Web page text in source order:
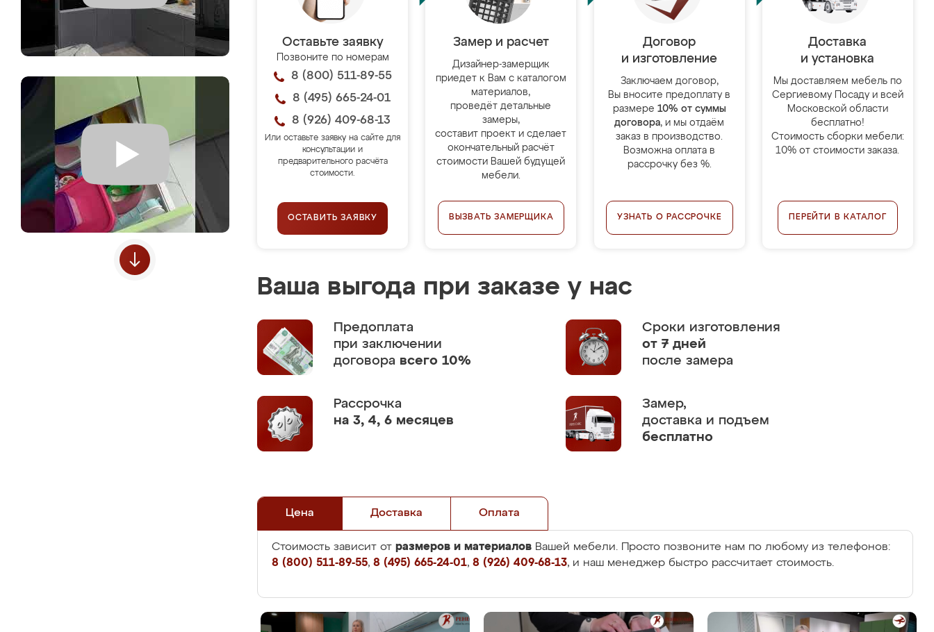
Оставьте заявку
Позвоните по номерам
8 (800) 511-89-55
8 (495) 665-24-01
8 (926) 409-68-13
Или оставьте заявку на сайте для
консультации и
предварительного расчёта
стоимости.
ОСТАВИТЬ ЗАЯВКУ
Замер и расчет
Дизайнер-замерщик
приедет к Вам с каталогом
материалов,
проведёт детальные
замеры,
составит проект и сделает
окончательный расчёт
стоимости Вашей будущей
мебели.
ВЫЗВАТЬ ЗАМЕРЩИКА
Договор
и изготовление
Заключаем договор,
Вы вносите предоплату в
размере 10% от суммы
договора, и мы отдаём
заказ в производство.
Возможна оплата в
рассрочку без %.
УЗНАТЬ О РАССРОЧКЕ
Доставка
и установка
Мы доставляем мебель по
Сергиевому Посаду и всей
Московской области
бесплатно!
Стоимость сборки мебели:
10% от стоимости заказа.
ПЕРЕЙТИ В КАТАЛОГ
Ваша выгода при заказе у нас
Предоплата
при заключении
договора всего 10%
Сроки изготовления
от 7 дней
после замера
Рассрочка
на 3, 4, 6 месяцев
Замер,
доставка и подъем
бесплатно
Цена Доставка Оплата
Стоимость зависит от размеров и материалов Вашей мебели. Просто позвоните нам по любому из телефонов:
8 (800) 511-89-55, 8 (495) 665-24-01, 8 (926) 409-68-13, и наш менеджер быстро рассчитает стоимость.